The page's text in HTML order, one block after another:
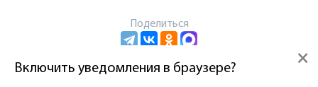
Поделиться
Пользовательское соглашение и политика
×
Включить уведомления в браузере?